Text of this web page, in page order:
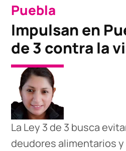
POSTED
IN
Puebla
Impulsan en
de 3 contra la
La Ley 3 de 3 busca
deudores alimentarios y